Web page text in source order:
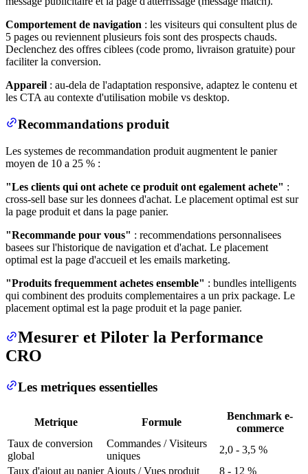
Comportement de navigation : les visiteurs qui consultent plus de
5 pages ou reviennent plusieurs fois sont des prospects chauds.
Declenchez des offres ciblees (code promo, livraison gratuite) pour
faciliter la conversion.
Appareil : au-dela de l'adaptation responsive, adaptez le contenu et
les CTA au contexte d'utilisation mobile vs desktop.
Recommandations produit
Les systemes de recommandation produit augmentent le panier
moyen de 10 a 25 % :
"Les clients qui ont achete ce produit ont egalement achete" :
cross-sell base sur les donnees d'achat. Le placement optimal est sur
la page produit et dans la page panier.
"Recommande pour vous" : recommendations personnalisees
basees sur l'historique de navigation et d'achat. Le placement
optimal est la page d'accueil et les emails marketing.
"Produits frequemment achetes ensemble" : bundles intelligents
qui combinent des produits complementaires a un prix package. Le
placement optimal est la page produit et la page panier.
Mesurer et Piloter la Performance
CRO
Les metriques essentielles
Metrique Formule
Benchmark e-
commerce
Taux de conversion
global
Commandes / Visiteurs
uniques
2,0 - 3,5 %
Taux d'ajout au panier Ajouts / Vues produit
8 - 12 %